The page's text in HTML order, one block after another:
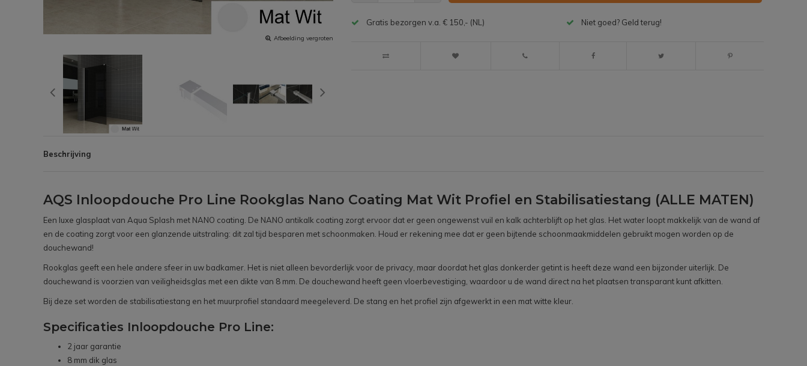
Afbeelding vergroten
Gratis bezorgen v.a. € 150,- (NL) Niet goed? Geld terug!
Beschrijving
AQS Inloopdouche Pro Line Rookglas Nano Coating Mat Wit Profiel en Stabilisatiestang (ALLE MATEN)
Een luxe glasplaat van Aqua Splash met NANO coating. De NANO antikalk coating zorgt ervoor dat er geen ongewenst vuil en kalk achterblijft op het glas. Het water loopt makkelijk van de wand af
en de coating zorgt voor een glanzende uitstraling: dit zal tijd besparen met schoonmaken. Houd er rekening mee dat er geen bijtende schoonmaakmiddelen gebruikt mogen worden op de
douchewand!
Rookglas geeft een hele andere sfeer in uw badkamer. Het is niet alleen bevorderlijk voor de privacy, maar doordat het glas donkerder getint is heeft deze wand een bijzonder uiterlijk. De
douchewand is voorzien van veiligheidsglas met een dikte van 8 mm. De douchewand heeft geen vloerbevestiging, waardoor u de wand direct na het plaatsen transparant kunt afkitten.
Bij deze set worden de stabilisatiestang en het muurprofiel standaard meegeleverd. De stang en het profiel zijn afgewerkt in een mat witte kleur.
Specificaties Inloopdouche Pro Line:
2 jaar garantie
8 mm dik glas